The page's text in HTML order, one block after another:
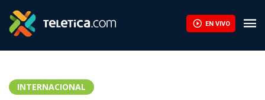
EN VIVO
INTERNACIONAL